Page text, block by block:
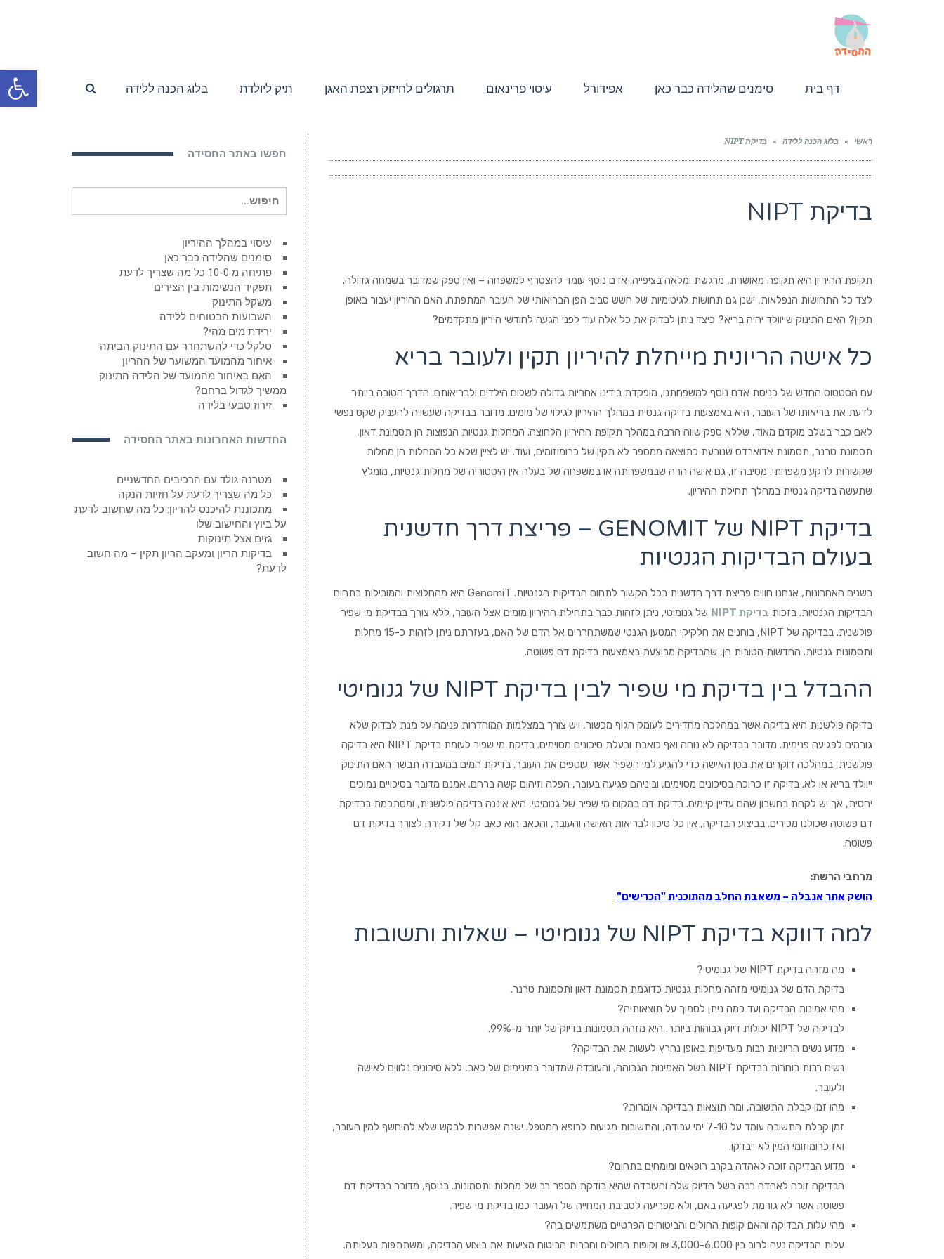
פתח דף בית סימנים שהלידה כבר כאן אפידורל עיסוי פרינאום תרגולים לחיזוק רצפת האגן תיק ליולדת בלוג הכנה ללידה
ראשי » בלוג הכנה ללידה » בדיקת NIPT
בדיקת NIPT
תקופת ההיריון היא תקופה מאושרת, מרגשת ומלאה בציפייה. אדם נוסף עומד להצטרף למשפחה – ואין ספק שמדובר בשמחה גדולה.
לצד כל התחושות הנפלאות, ישנן גם תחושות לגיטימיות של חשש סביב הפן הבריאותי של העובר המתפתח. האם ההיריון יעבור באופן
תקין? האם התינוק שייוולד יהיה בריא? כיצד ניתן לבדוק את כל אלה עוד לפני הגעה לחודשי היריון מתקדמים?
כל אישה הריונית מייחלת להיריון תקין ולעובר בריא
עם הסטטוס החדש של כניסת אדם נוסף למשפחתנו, מופקדת בידינו אחריות גדולה לשלום הילדים ולבריאותם. הדרך הטובה ביותר
לדעת את בריאותו של העובר, היא באמצעות בדיקה גנטית במהלך ההיריון לגילוי של מומים. מדובר בבדיקה שעשויה להעניק שקט נפשי
לאם כבר בשלב מוקדם מאוד, שללא ספק שווה הרבה במהלך תקופת ההיריון הלחוצה. המחלות גנטיות הנפוצות הן תסמונת דאון,
תסמונת טרנר, תסמונת אדוארדס שנובעת כתוצאה ממספר לא תקין של כרומוזומים, ועוד. יש לציין שלא כל המחלות הן מחלות
שקשורות לרקע משפחתי. מסיבה זו, גם אישה הרה שבמשפחתה או במשפחה של בעלה אין היסטוריה של מחלות גנטיות, מומלץ
שתעשה בדיקה גנטית במהלך תחילת ההיריון.
בדיקת NIPT של GENOMIT – פריצת דרך חדשנית
בעולם הבדיקות הגנטיות
בשנים האחרונות, אנחנו חווים פריצת דרך חדשנית בכל הקשור לתחום הבדיקות הגנטיות. GenomiT היא מהחלוצות והמובילות בתחום
הבדיקות הגנטיות. בזכות בדיקת NIPT
של גנומיטי, ניתן לזהות כבר בתחילת ההיריון מומים אצל העובר, ללא צורך בבדיקת מי שפיר
פולשנית. בבדיקה של NIPT, בוחנים את חלקיקי המטען הגנטי שמשתחררים אל הדם של האם, בעזרתם ניתן לזהות כ-15 מחלות
ותסמונות גנטיות. החדשות הטובות הן, שהבדיקה מבוצעת באמצעות בדיקת דם פשוטה.
ההבדל בין בדיקת מי שפיר לבין בדיקת NIPT של גנומיטי
בדיקה פולשנית היא בדיקה אשר במהלכה מחדירים לעומק הגוף מכשור, ויש צורך במצלמות המוחדרות פנימה על מנת לבדוק שלא
גורמים לפגיעה פנימית. מדובר בבדיקה לא נוחה ואף כואבת ובעלת סיכונים מסוימים. בדיקת מי שפיר לעומת בדיקת NIPT היא בדיקה
פולשנית, במהלכה דוקרים את בטן האישה כדי להגיע למי השפיר אשר עוטפים את העובר. בדיקת המים במעבדה תבשר האם התינוק
ייוולד בריא או לא. בדיקה זו כרוכה בסיכונים מסוימים, וביניהם פגיעה בעובר, הפלה וזיהום קשה ברחם. אמנם מדובר בסיכויים נמוכים
יחסית, אך יש לקחת בחשבון שהם עדיין קיימים. בדיקת דם במקום מי שפיר של גנומיטי, היא איננה בדיקה פולשנית, ומסתכמת בבדיקת
דם פשוטה שכולנו מכירים. בביצוע הבדיקה, אין כל סיכון לבריאות האישה והעובר, והכאב הוא כאב קל של דקירה לצורך בדיקת דם
פשוטה.
מרחבי הרשת:
הושק אתר אנבלה – משאבת החלב מהתוכנית "הכרישים"
למה דווקא בדיקת NIPT של גנומיטי – שאלות ותשובות
מה מזהה בדיקת NIPT של גנומיטי?
בדיקת הדם של גנומיטי מזהה מחלות גנטיות כדוגמת תסמונת דאון ותסמונת טרנר.
מהי אמינות הבדיקה ועד כמה ניתן לסמוך על תוצאותיה?
לבדיקה של NIPT יכולות דיוק גבוהות ביותר. היא מזהה תסמונות בדיוק של יותר מ-99%.
מדוע נשים הריוניות רבות מעדיפות באופן נחרץ לעשות את הבדיקה?
נשים רבות בוחרות בבדיקת NIPT בשל האמינות הגבוהה, והעובדה שמדובר במינימום של כאב, ללא סיכונים נלווים לאישה
ולעובר.
מהו זמן קבלת התשובה, ומה תוצאות הבדיקה אומרות?
זמן קבלת התשובה עומד על 7-10 ימי עבודה, והתשובות מגיעות לרופא המטפל. ישנה אפשרות לבקש שלא להיחשף למין העובר,
ואז כרומוזומי המין לא ייבדקו.
מדוע הבדיקה זוכה לאהדה בקרב רופאים ומומחים בתחום?
הבדיקה זוכה לאהדה רבה בשל הדיוק שלה והעובדה שהיא בודקת מספר רב של מחלות ותסמונות. בנוסף, מדובר בבדיקת דם
פשוטה אשר לא גורמת לפגיעה באם, ולא מפריעה לסביבת המחייה של העובר כמו בדיקת מי שפיר.
מהי עלות הבדיקה והאם קופות החולים והביטוחים הפרטיים משתמשים בה?
עלות הבדיקה נעה לרוב בין 3,000-6,000 ₪ וקופות החולים וחברות הביטוח מציעות את ביצוע הבדיקה, ומשתתפות בעלותה.
חפשו באתר החסידה
עבור:
עיסוי במהלך ההיריון
סימנים שהלידה כבר כאן
פתיחה מ 10-0 כל מה שצריך לדעת
תפקיד הנשימות בין הצירים
משקל התינוק
השבועות הבטוחים ללידה
ירידת מים מהי?
סלקל כדי להשתחרר עם התינוק הביתה
איחור מהמועד המשוער של ההריון
האם באיחור מהמועד של הלידה התינוק
ממשיך לגדול ברחם?
זירוז טבעי בלידה
החדשות האחרונות באתר החסידה
מטרנה גולד עם הרכיבים החדשניים
כל מה שצריך לדעת על חזיות הנקה
מתכוננת להיכנס להריון: כל מה שחשוב לדעת
על ביוץ והחישוב שלו
גזים אצל תינוקות
בדיקות הריון ומעקב הריון תקין – מה חשוב
לדעת?